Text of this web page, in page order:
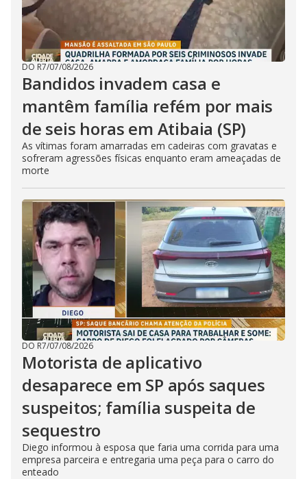
DO R7/07/08/2026
Bandidos invadem casa e
mantêm família refém por mais
de seis horas em Atibaia (SP)
As vítimas foram amarradas em cadeiras com gravatas e
sofreram agressões físicas enquanto eram ameaçadas de
morte
DO R7/07/08/2026
Motorista de aplicativo
desaparece em SP após saques
suspeitos; família suspeita de
sequestro
Diego informou à esposa que faria uma corrida para uma
empresa parceira e entregaria uma peça para o carro do
enteado